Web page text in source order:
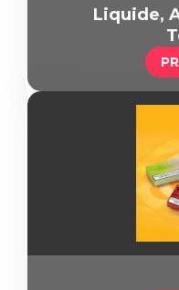
Liquide,